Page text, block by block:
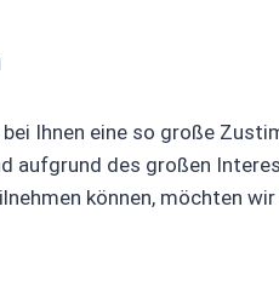
Ihnen eine so große
aufgrund des großen
können, möchten